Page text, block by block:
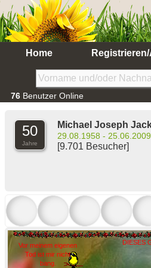
Home
76 Benutzer Online
50
Jahre
Michael Joseph
29.08.1958 - 25.06.2009
[9.701 Besucher]
Vor meinem eigenen
Tod ist mir nicht
bang.
DIESES